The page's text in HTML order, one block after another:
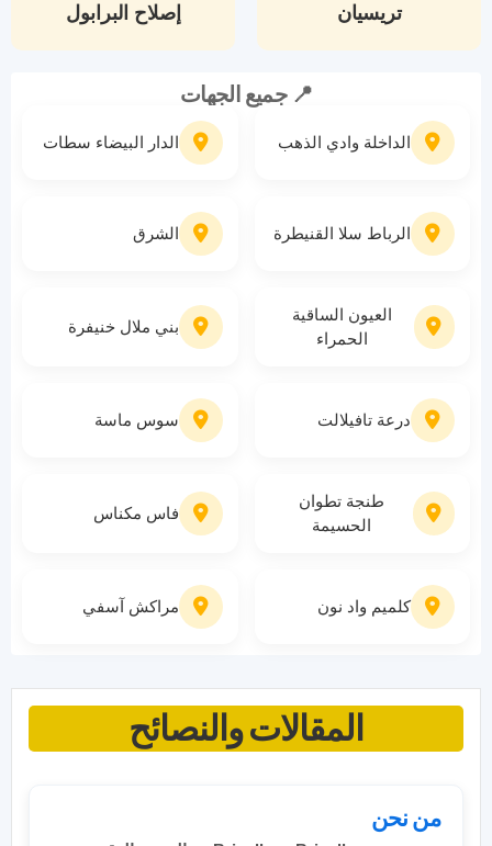
تريسيان
إصلاح البرابول
📍 جميع الجهات
الداخلة وادي الذهب الدار البيضاء سطات
الرباط سلا القنيطرة الشرق
العيون الساقية
الحمراء
بني ملال خنيفرة
درعة تافيلالت سوس ماسة
طنجة تطوان
الحسيمة
فاس مكناس
كلميم واد نون مراكش آسفي
المقالات والنصائح
من نحن